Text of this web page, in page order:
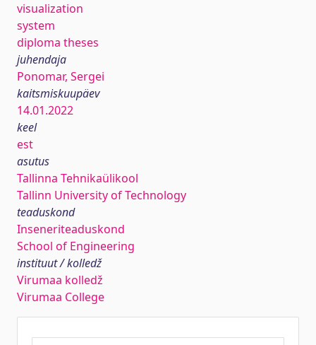
visualization
system
diploma theses
juhendaja
Ponomar, Sergei
kaitsmiskuupäev
14.01.2022
keel
est
asutus
Tallinna Tehnikaülikool
Tallinn University of Technology
teaduskond
Inseneriteaduskond
School of Engineering
instituut / kolledž
Virumaa kolledž
Virumaa College